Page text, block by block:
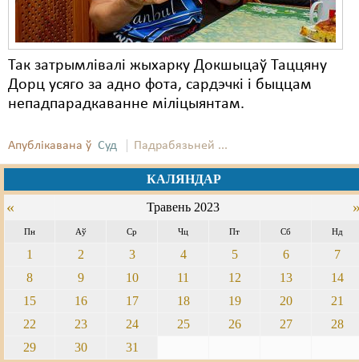
Так затрымлівалі жыхарку Докшыцаў Таццяну
Дорц усяго за адно фота, сардэчкі і быццам
непадпарадкаванне міліцыянтам.
Апублікавана ў Суд Падрабязьней ...
КАЛЯНДАР
« Травень 2023
Пн Аў Ср Чц Пт Сб Нд
1 2 3 4 5 6
7
8
9 10 11 12 13
14
15
16 17 18 19 20
21
22
23 24 25 26 27
28
29
30 31